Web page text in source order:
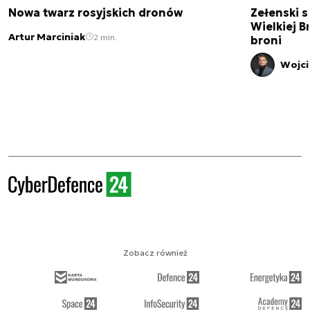
Nowa twarz rosyjskich dronów
Artur Marciniak 2 min.
Zełenski
Wielkiej
broni
Zobacz również